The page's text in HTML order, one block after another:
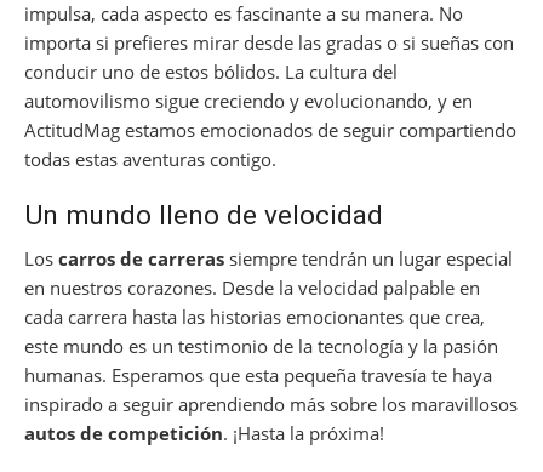
impulsa, cada aspecto es fascinante a su manera. No
importa si prefieres mirar desde las gradas o si sueñas con
conducir uno de estos bólidos. La cultura del
automovilismo sigue creciendo y evolucionando, y en
ActitudMag estamos emocionados de seguir compartiendo
todas estas aventuras contigo.
Un mundo lleno de velocidad
Los carros de carreras siempre tendrán un lugar especial
en nuestros corazones. Desde la velocidad palpable en
cada carrera hasta las historias emocionantes que crea,
este mundo es un testimonio de la tecnología y la pasión
humanas. Esperamos que esta pequeña travesía te haya
inspirado a seguir aprendiendo más sobre los maravillosos
autos de competición. ¡Hasta la próxima!